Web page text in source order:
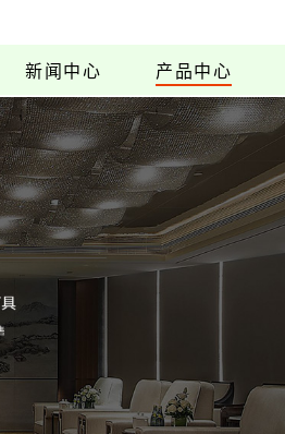
新闻中心 产品中心